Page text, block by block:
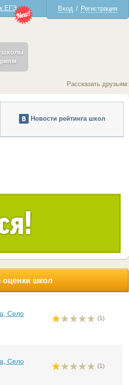
Вход / Регистрация
ЕГЭ
школы
Рассказать друзьям:
Новости рейтинга школ
оценки школ
Село
(1)
Село
(1)